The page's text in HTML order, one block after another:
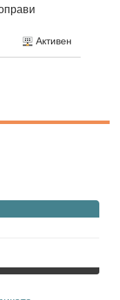
Активен